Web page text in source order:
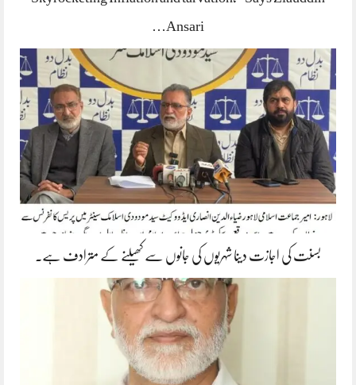
Ansari…
بسنت کی اجازت دینا شہریوں کی جانوں سے کھیلنے کے مترادف ہے۔